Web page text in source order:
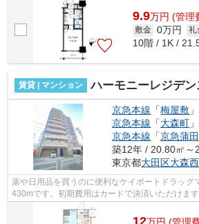
9.9万円 (管理
敷金 0万円 礼
10階 / 1K /
賃貸 | マンション ハーモニーレジデンス
京急本線 「梅屋敷
京急本線 「大森町
京急本線 「京急蒲田
築12年 / 20.80㎡～
東京都大田区大森西
薬や日用品を買うのに便利なケイポートドラッグ
430mです。初期費用はカードで決済いただけます
ョンです。場所が平坦なのは、ランニングを...